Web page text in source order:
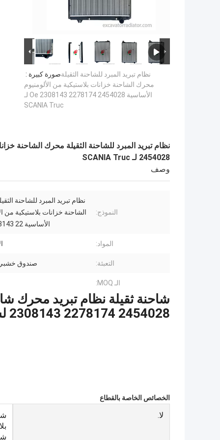
صورة كبيرة :نظام تبريد المبرد للشاحنة الثقيلة
محرك الشاحنة خزانات بلاستيكية من الألومنيوم
الأساسية Oe 2308143 2278174 2454028 لـ
SCANIA Truc
2454028 لـ SCANIA Truc
وصف
النموذج:
نظام تبريد المبرد للشاحنة
الشاحنة خزانات بلاستيكية من
الأساسية Oe 2308143 22
المواد:
التعبئة: صندوق
الـ MOQ:
2308143 2278174 2454028 لشركة SCANIA شاحنة
الخصائص الخاصة بالقطاع
لا.